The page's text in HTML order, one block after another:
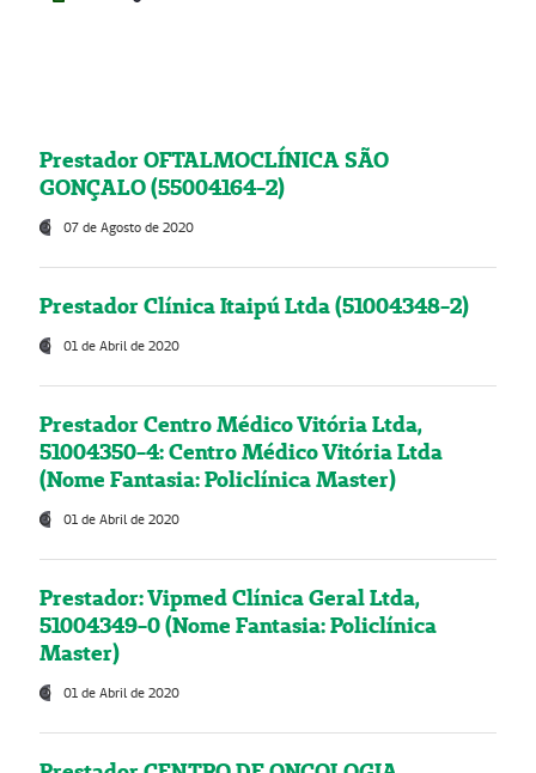
Prestador OFTALMOCLÍNICA SÃO
GONÇALO (55004164-2)
07 de Agosto de 2020
Prestador Clínica Itaipú Ltda (51004348-2)
01 de Abril de 2020
Prestador Centro Médico Vitória Ltda,
51004350-4: Centro Médico Vitória Ltda
(Nome Fantasia: Policlínica Master)
01 de Abril de 2020
Prestador: Vipmed Clínica Geral Ltda,
51004349-0 (Nome Fantasia: Policlínica
Master)
01 de Abril de 2020